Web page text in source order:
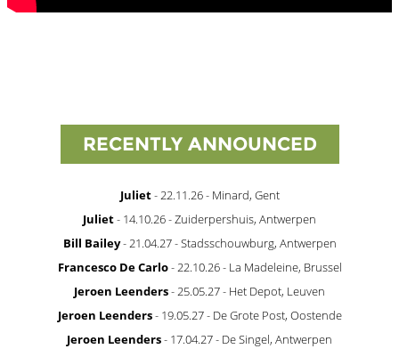
RECENTLY ANNOUNCED
Juliet- 22.11.26 - Minard, Gent
Juliet- 14.10.26 - Zuiderpershuis, Antwerpen
Bill Bailey- 21.04.27 - Stadsschouwburg, Antwerpen
Francesco De Carlo- 22.10.26 - La Madeleine, Brussel
Jeroen Leenders- 25.05.27 - Het Depot, Leuven
Jeroen Leenders- 19.05.27 - De Grote Post, Oostende
Jeroen Leenders- 17.04.27 - De Singel, Antwerpen